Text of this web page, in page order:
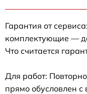
Гарантия от
комплектующие —
Что считается
Для работ:
прямо обусловлен